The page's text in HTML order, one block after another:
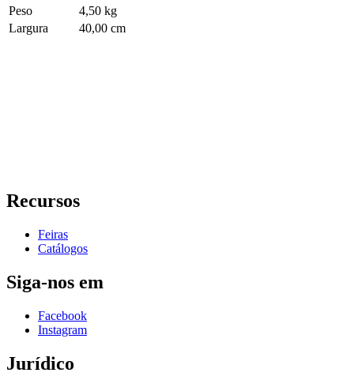
Peso
4,50 kg
Largura
40,00 cm
Recursos
Feiras
Catálogos
Siga-nos em
Facebook
Instagram
Jurídico